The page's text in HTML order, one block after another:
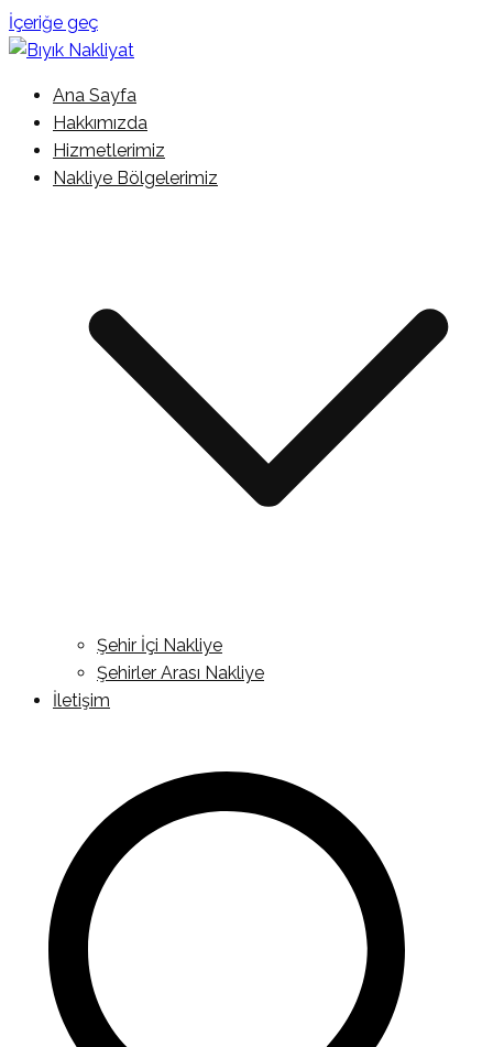
İçeriğe geç
Bıyık Nakliyat
İstanbul Şehir İçi Kamyonet Nakliyat
Ana Sayfa
Hakkımızda
Hizmetlerimiz
Nakliye Bölgelerimiz
Şehir İçi Nakliye
Şehirler Arası Nakliye
İletişim